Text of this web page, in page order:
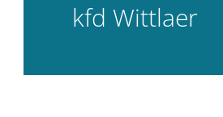
kfd Wittlaer